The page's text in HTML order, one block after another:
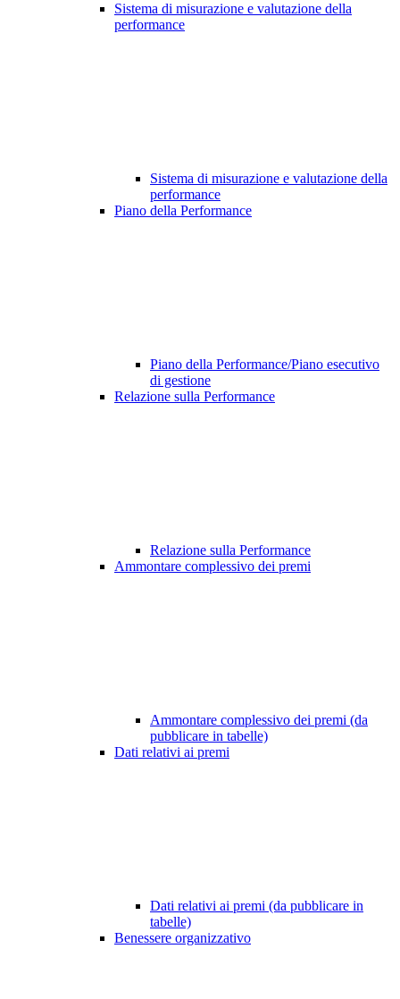
Sistema di misurazione e valutazione della
performance
Sistema di misurazione e valutazione della
performance
Piano della Performance
Piano della Performance/Piano esecutivo
di gestione
Relazione sulla Performance
Relazione sulla Performance
Ammontare complessivo dei premi
Ammontare complessivo dei premi (da
pubblicare in tabelle)
Dati relativi ai premi
Dati relativi ai premi (da pubblicare in
tabelle)
Benessere organizzativo